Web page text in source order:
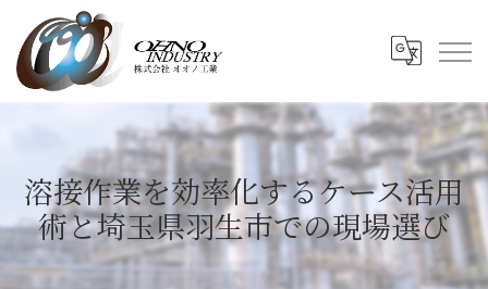
溶接作業を効率化するケース活用
術と埼玉県羽生市での現場選び